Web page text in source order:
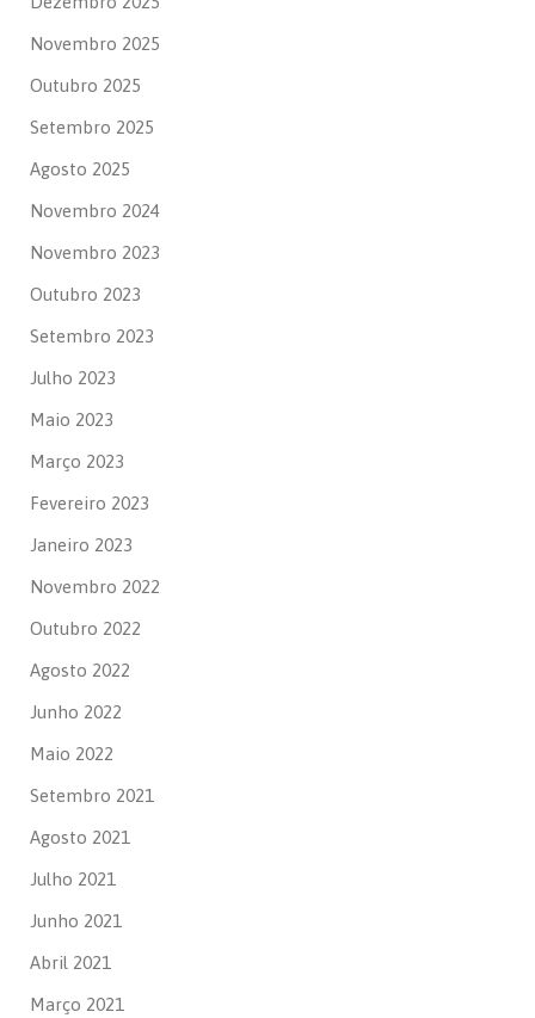
Novembro 2025
Outubro 2025
Setembro 2025
Agosto 2025
Novembro 2024
Novembro 2023
Outubro 2023
Setembro 2023
Julho 2023
Maio 2023
Março 2023
Fevereiro 2023
Janeiro 2023
Novembro 2022
Outubro 2022
Agosto 2022
Junho 2022
Maio 2022
Setembro 2021
Agosto 2021
Julho 2021
Junho 2021
Abril 2021
Março 2021